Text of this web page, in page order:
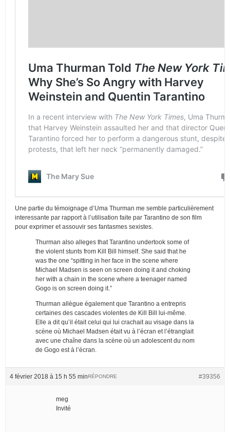
Une partie du témoignage d’Uma Thurman me semble particulièrement
interessante par rapport à l’utilisation faite par Tarantino de son film
pour exprimer et assouvir ses fantasmes sexistes.
Thurman also alleges that Tarantino undertook some of
the violent stunts from Kill Bill himself. She said that he
was the one “spitting in her face in the scene where
Michael Madsen is seen on screen doing it and choking
her with a chain in the scene where a teenager named
Gogo is on screen doing it.”
Thurman allègue également que Tarantino a entrepris
certaines des cascades violentes de Kill Bill lui-même.
Elle a dit qu’il était celui qui lui crachait au visage dans la
scène où Michael Madsen était vu à l’écran et l’étranglait
avec une chaîne dans la scène où un adolescent du nom
de Gogo est à l’écran.
4 février 2018 à 15 h 55 min #39356
RÉPONDRE
meg
Invité